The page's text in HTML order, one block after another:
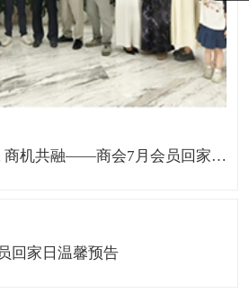
商会动态 | 合作共赢 商机共融——商会7月会员回家日暨资源对接交流回顾
回家日温馨预告